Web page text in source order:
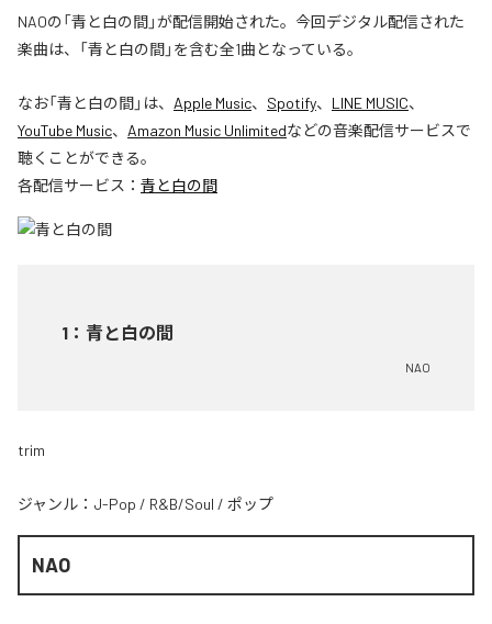
NAOの「青と白の間」が配信開始された。今回デジタル配信された
楽曲は、「青と白の間」を含む全1曲となっている。
なお「青と白の間」は、 Apple Music、 Spotify、 LINE MUSIC、
YouTube Music、 Amazon Music Unlimitedなどの音楽配信サービスで
聴くことができる。
各配信サービス： 青と白の間
1 ： 青と白の間
NAO
trim
ジャンル： J-Pop / R&B/Soul / ポップ
NAO